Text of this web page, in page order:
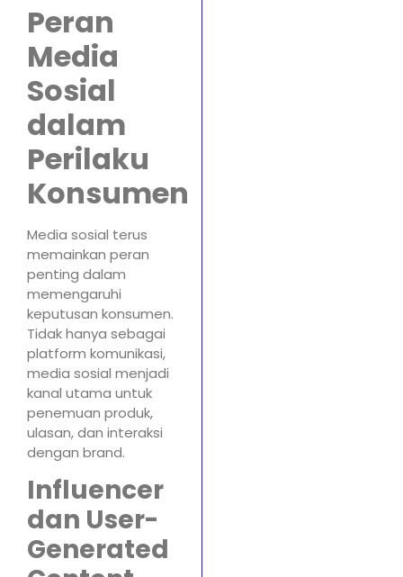
Peran
Media
Sosial
dalam
Perilaku
Konsumen
Media sosial terus
memainkan peran
penting dalam
memengaruhi
keputusan konsumen.
Tidak hanya sebagai
platform komunikasi,
media sosial menjadi
kanal utama untuk
penemuan produk,
ulasan, dan interaksi
dengan brand.
Influencer
dan User-
Generated